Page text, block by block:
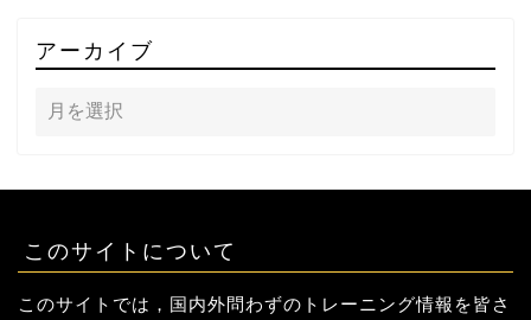
アーカイブ
このサイトについて
このサイトでは，国内外問わずのトレーニング情報を皆さ